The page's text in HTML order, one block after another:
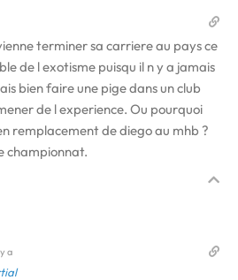
terminer sa carriere au pays ce
de l exotisme puisqu il n y a jamais
bien faire une pige dans un club
de l experience. Ou pourquoi
remplacement de diego au mhb ?
championnat.
a